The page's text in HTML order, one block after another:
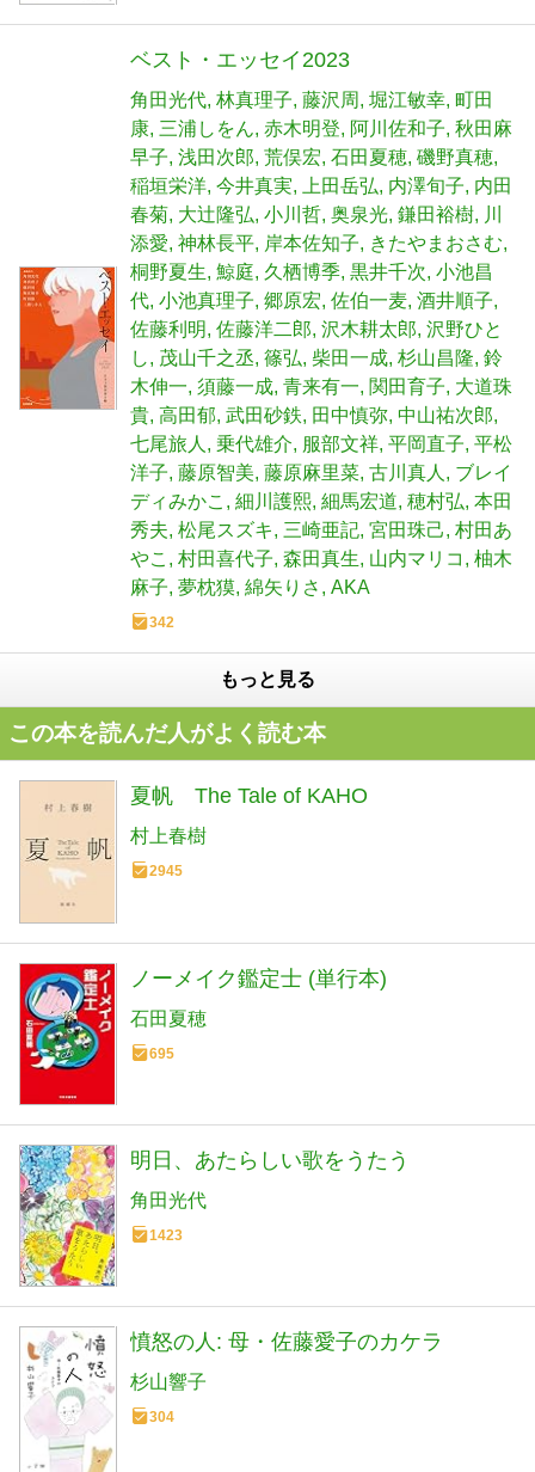
ベスト・エッセイ2023
角田光代 林真理子 藤沢周 堀江敏幸 町田
康 三浦しをん 赤木明登 阿川佐和子 秋田麻
早子 浅田次郎 荒俣宏 石田夏穂 磯野真穂
稲垣栄洋 今井真実 上田岳弘 内澤旬子 内田
春菊 大辻隆弘 小川哲 奥泉光 鎌田裕樹
川
添愛 神林長平 岸本佐知子
きたやまおさむ
桐野夏生 鯨庭 久栖博季 黒井千次 小池昌
代 小池真理子 郷原宏 佐伯一麦 酒井順子
佐藤利明 佐藤洋二郎 沢木耕太郎 沢野ひと
し
茂山千之丞 篠弘 柴田一成 杉山昌隆 鈴
木伸一 須藤一成 青来有一 関田育子 大道珠
貴 高田郁 武田砂鉄 田中慎弥 中山祐次郎
七尾旅人
乗代雄介 服部文祥 平岡直子 平松
洋子 藤原智美 藤原麻里菜 古川真人
ブレイ
ディみかこ
細川護熙 細馬宏道 穂村弘 本田
秀夫 松尾スズキ 三崎亜記 宮田珠己 村田あ
やこ
村田喜代子 森田真生 山内マリコ
柚木
麻子 夢枕獏 綿矢りさ AKA
342
もっと見る
この本を読んだ人がよく読む本
夏帆 The Tale of KAHO
村上春樹
2945
ノーメイク鑑定士 (単行本)
石田夏穂
695
明日、あたらしい歌をうたう
角田光代
1423
憤怒の人: 母・佐藤愛子のカケラ
杉山響子
304